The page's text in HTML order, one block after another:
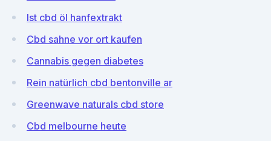
Ist cbd öl hanfextrakt
Cbd sahne vor ort kaufen
Cannabis gegen diabetes
Rein natürlich cbd bentonville ar
Greenwave naturals cbd store
Cbd melbourne heute